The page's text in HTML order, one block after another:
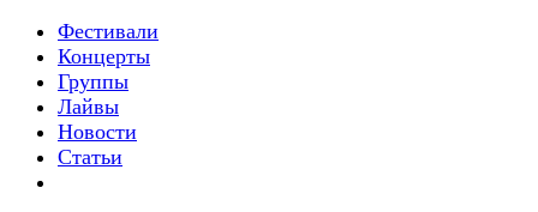
Фестивали
Концерты
Группы
Лайвы
Новости
Статьи